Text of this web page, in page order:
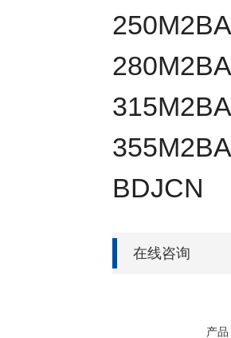
250
280
315
355
BDJCN
在线咨询
产品